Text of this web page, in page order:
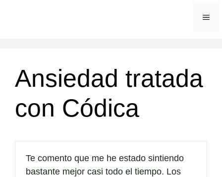
Ansiedad tratada
con Códica
Te comento que me he estado sintiendo
bastante mejor casi todo el tiempo. Los